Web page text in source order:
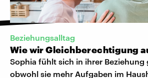
Beziehungsalltag
Wie wir Gleichberechtigung
Sophia fühlt sich in ihrer
obwohl sie mehr Aufgaben im